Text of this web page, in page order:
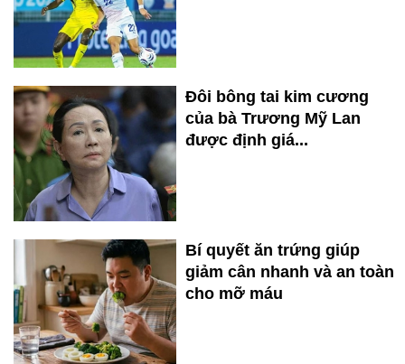
Đôi bông tai kim cương
của bà Trương Mỹ Lan
được định giá...
Bí quyết ăn trứng giúp
giảm cân nhanh và an toàn
cho mỡ máu